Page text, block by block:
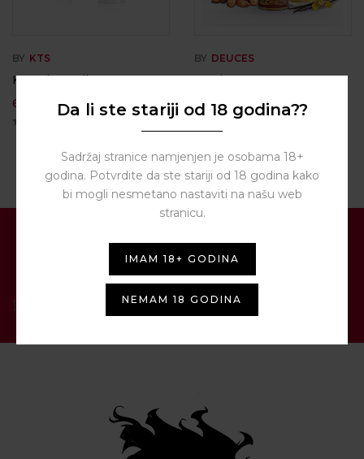
BY KTS
KTS Line Yellow
6,00
BY DEUCES
Lamingtons 0mg
16,00 €
PRIJAVITE SE NA NAŠ
NEWSLETTER
[contact-form-7 id="1287" title="Newsletter"]
Da li ste stariji od 18 godina??
Sadržaj stranice namjenjen je osobama 18+
godina. Potvrdite da ste stariji od 18 godina kako
bi mogli nesmetano nastaviti na našu web
stranicu.
IMAM 18+ GODINA
NEMAM 18 GODINA